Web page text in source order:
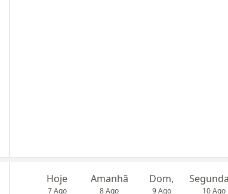
Hoje
7 Ago
Amanhã
8 Ago
Dom,
9 Ago 10 Ago